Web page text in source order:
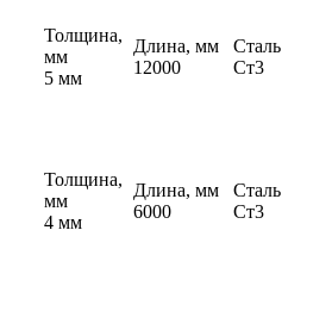
Толщина,
мм
5 мм
Длина, мм
12000
Сталь
Ст3
Толщина,
мм
4 мм
Длина, мм
6000
Сталь
Ст3